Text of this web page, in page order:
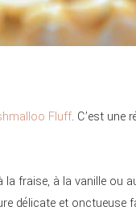
Fluff. C’est une
fraise, à la vanille ou
délicate et onctueuse